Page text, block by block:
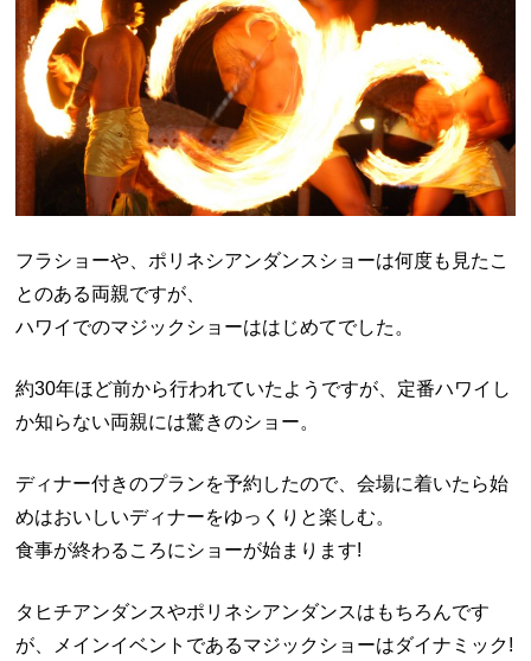
フラショーや、ポリネシアンダンスショーは何度も見たこ
とのある両親ですが、
ハワイでのマジックショーははじめてでした。
約30年ほど前から行われていたようですが、定番ハワイし
か知らない両親には驚きのショー。
ディナー付きのプランを予約したので、会場に着いたら始
めはおいしいディナーをゆっくりと楽しむ。
食事が終わるころにショーが始まります!
タヒチアンダンスやポリネシアンダンスはもちろんです
が、メインイベントであるマジックショーはダイナミック!